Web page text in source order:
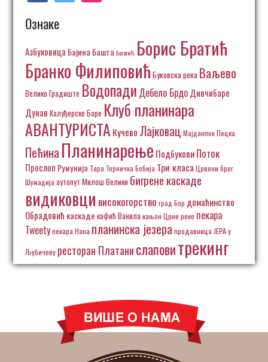
Ознаке
Азбуковица Бајина Башта Богатић Борис Братић
Бранко Филиповић Буковска река Ваљево
Велико Градиште Водопади Дебело БрдоДивчибаре
Дунав Калуђерске Баре Клуб планинара
АВАНТУРИСТА Кучево Лајковац Мајданпек Пецка
Пећина Планинарење ПодбуковиПоток
Прослоп Румунија Тара Торничка Бобија Три класа Црвени брег
Шумадија аутопут Милош Велики бигрене каскаде
видиковци високогорство град Бор домаћинство
Обрадовић каскаде кафић Ванила кањон Црне реке пекара
Tweetyпекара Нана планинска језера продавница ЈЕРА у
Љубичеву ресторан Платанислаповитрекинг